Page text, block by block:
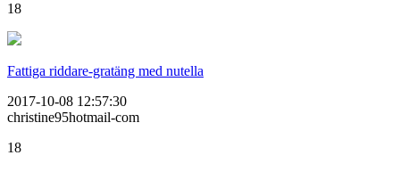
18
Fattiga riddare-gratäng med nutella
2017-10-08 12:57:30
christine95hotmail-com
18